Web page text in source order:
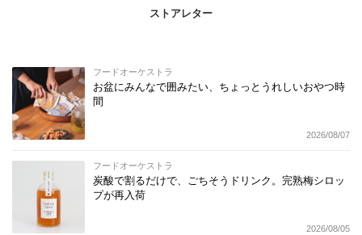
ストアレター
フードオーケストラ
お盆にみんなで囲みたい、ちょっとうれしいおやつ時
間
2026/08/07
フードオーケストラ
炭酸で割るだけで、ごちそうドリンク。完熟梅シロッ
プが再入荷
2026/08/05